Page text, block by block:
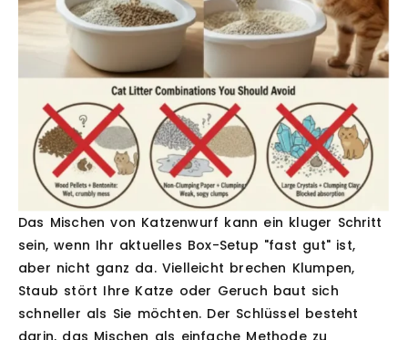
Das Mischen von Katzenwurf kann ein kluger Schritt
sein, wenn Ihr aktuelles Box-Setup "fast gut" ist,
aber nicht ganz da. Vielleicht brechen Klumpen,
Staub stört Ihre Katze oder Geruch baut sich
schneller als Sie möchten. Der Schlüssel besteht
darin, das Mischen als einfache Methode zu